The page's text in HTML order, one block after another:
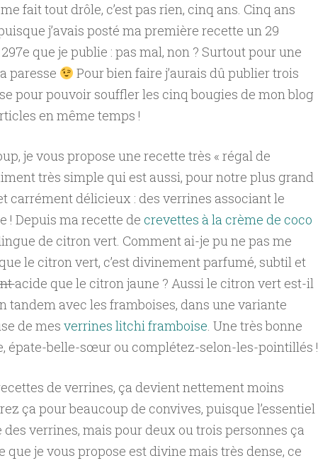
fait tout drôle, c’est pas rien, cinq ans. Cinq ans
j’avais posté ma première recette un 29
que je publie : pas mal, non ? Surtout pour une
paresse
Pour bien faire j’aurais dû publier trois
pour pouvoir souffler les cinq bougies de mon blog
en même temps !
je vous propose une recette très « régal de
très simple qui est aussi, pour notre plus grand
carrément délicieux : des verrines associant le
! Depuis ma recette de crevettes à la crème de coco
de citron vert. Comment ai-je pu ne pas me
le citron vert, c’est divinement parfumé, subtil et
acide que le citron jaune ? Aussi le citron vert est-il
tandem avec les framboises, dans une variante
de mes verrines litchi framboise. Une très bonne
épate-belle-sœur ou complétez-selon-les-pointillés !
de verrines, ça devient nettement moins
ça pour beaucoup de convives, puisque l’essentiel
verrines, mais pour deux ou trois personnes ça
que je vous propose est divine mais très dense, ce